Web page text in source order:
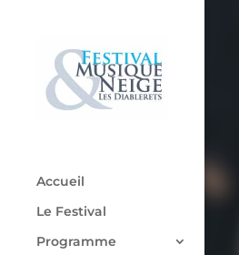
Accueil
Le Festival
Programme